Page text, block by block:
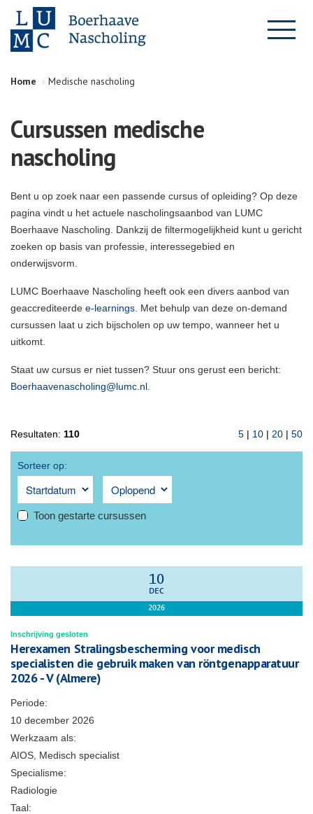
Home Medische nascholing
Cursussen medische
nascholing
Bent u op zoek naar een passende cursus of opleiding? Op deze
pagina vindt u het actuele nascholingsaanbod van LUMC
Boerhaave Nascholing. Dankzij de filtermogelijkheid kunt u gericht
zoeken op basis van professie, interessegebied en
onderwijsvorm.
LUMC Boerhaave Nascholing heeft ook een divers aanbod van
geaccrediteerde e-learnings . Met behulp van deze on-demand
cursussen laat u zich bijscholen op uw tempo, wanneer het u
uitkomt.
Staat uw cursus er niet tussen? Stuur ons gerust een bericht:
Boerhaavenascholing@lumc.nl
Resultaten: 110 5 | 10 | 20 | 50
Sorteer op:
Toon gestarte cursussen
10
DEC
2026
Inschrijving gesloten
Herexamen Stralingsbescherming voor medisch
specialisten die gebruik maken van röntgenapparatuur
2026 - V (Almere)
Periode:
10 december 2026
Werkzaam als:
AIOS, Medisch specialist
Specialisme:
Radiologie
Taal: